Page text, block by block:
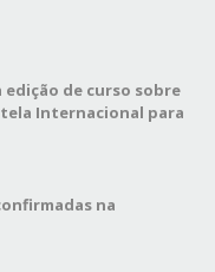
de curso sobre
Internacional para
na